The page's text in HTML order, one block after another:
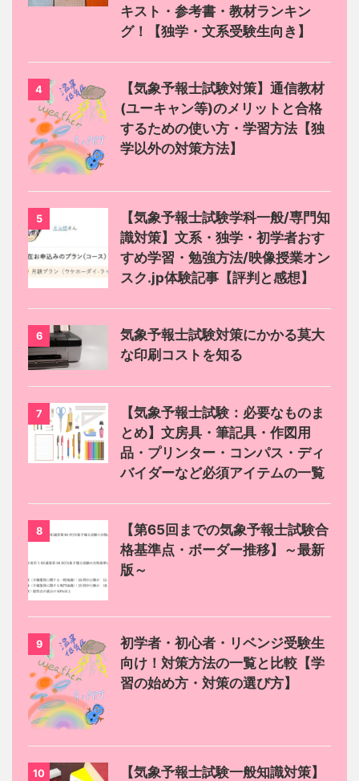
キスト・参考書・教材ランキン
グ！【独学・文系受験生向き】
4
【気象予報士試験対策】通信教材
(ユーキャン等)のメリットと合格
するための使い方・学習方法【独
学以外の対策方法】
5
【気象予報士試験学科一般/専門知
識対策】文系・独学・初学者おす
すめ学習・勉強方法/映像授業オン
スク.jp体験記事【評判と感想】
6
気象予報士試験対策にかかる莫大
な印刷コストを知る
7
【気象予報士試験：必要なものま
とめ】文房具・筆記具・作図用
品・プリンター・コンパス・ディ
バイダーなど必須アイテムの一覧
8
【第65回までの気象予報士試験合
格基準点・ボーダー推移】～最新
版～
9
初学者・初心者・リベンジ受験生
向け！対策方法の一覧と比較【学
習の始め方・対策の選び方】
10
【気象予報士試験一般知識対策】